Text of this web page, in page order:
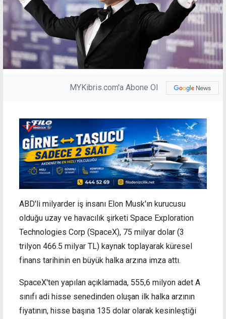
MYKibris.com'a Abone Ol
ABD'li milyarder iş insanı Elon Musk'ın kurucusu
olduğu uzay ve havacılık şirketi Space Exploration
Technologies Corp (SpaceX), 75 milyar dolar (3
trilyon 466.5 milyar TL) kaynak toplayarak küresel
finans tarihinin en büyük halka arzına imza attı.
SpaceX'ten yapılan açıklamada, 555,6 milyon adet A
sınıfı adi hisse senedinden oluşan ilk halka arzının
fiyatının, hisse başına 135 dolar olarak kesinleştiği